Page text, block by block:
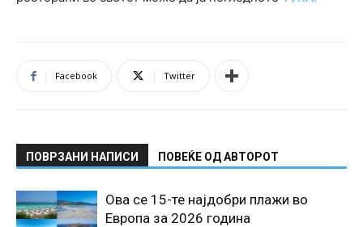
Facebook Twitter
ПОВРЗАНИ НАПИСИ ПОВЕЌЕ ОД АВТОРОТ
Ова се 15-те најдобри плажи во
Европа за 2026 година